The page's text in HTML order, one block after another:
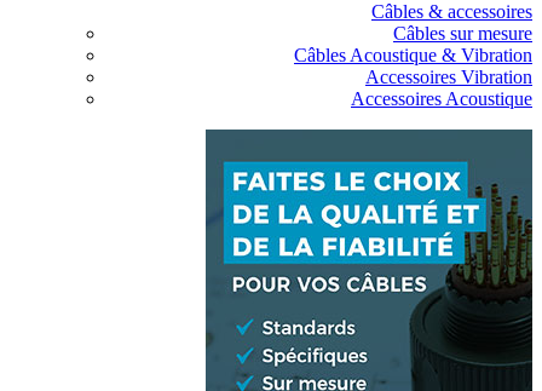
Câbles & accessoires
Câbles sur mesure
Câbles Acoustique & Vibration
Accessoires Vibration
Accessoires Acoustique